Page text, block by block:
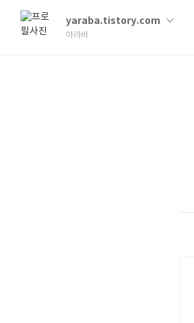
yaraba.tistory.com
야라바